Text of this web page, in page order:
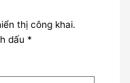
thị công khai.
dấu *